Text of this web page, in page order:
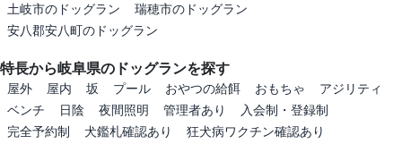
土岐市のドッグラン
瑞穂市のドッグラン
安八郡安八町のドッグラン
特長から岐阜県のドッグランを探す
屋外 屋内 坂 プール おやつの給餌 おもちゃ
アジリティ
ベンチ
日陰 夜間照明 管理者あり
入会制・登録制
完全予約制
犬鑑札確認あり
狂犬病ワクチン確認あり